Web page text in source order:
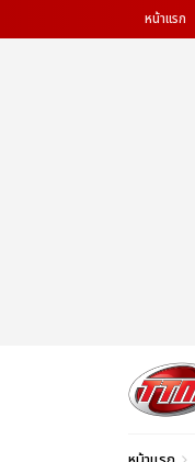
หน้าแรก